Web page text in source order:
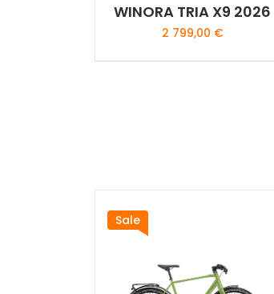
WINORA TRIA X9 2026
2 799,00 €
the
Sale